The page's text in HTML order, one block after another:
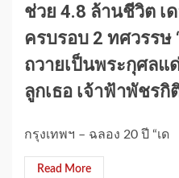
ช่วย 4.8 ล้านชีวิต เ
ครบรอบ 2 ทศวรรษ
ถวายเป็นพระกุศลแ
ลูกเธอ เจ้าฟ้าพัชรกิ
กรุงเทพฯ – ฉลอง 20 ปี “เด
Read More